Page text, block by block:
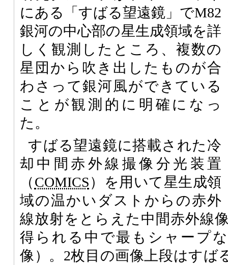
にある「すばる望遠鏡」でM82
銀河の中心部の星生成領域を詳
しく観測したところ、複数の
星団から吹き出したものが合
わさって銀河風ができている
ことが観測的に明確になっ
た。
すばる望遠鏡に搭載された冷
却中間赤外線撮像分光装置
（COMICS）を用いて星生成領
域の温かいダストからの赤外
線放射をとらえた中間赤外線
得られる中で最もシャープ
像）。2枚目の画像上段はすば